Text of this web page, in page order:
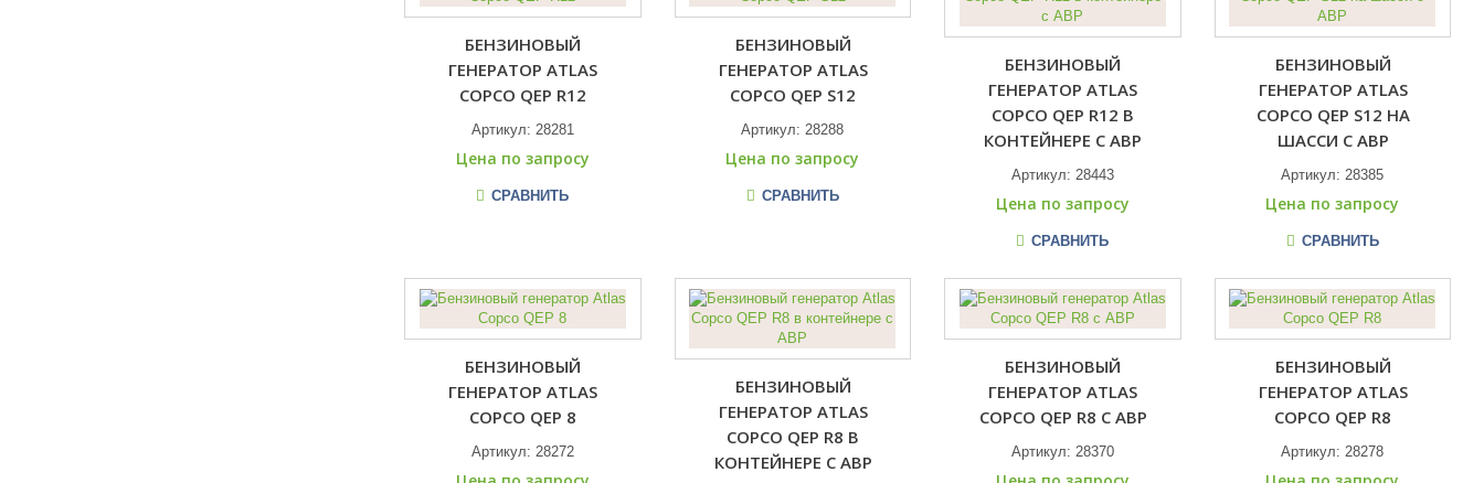
БЕНЗИНОВЫЙ
ГЕНЕРАТОР ATLAS
COPCO QEP R12
Артикул: 28281
Цена по запросу
СРАВНИТЬ
БЕНЗИНОВЫЙ
ГЕНЕРАТОР ATLAS
COPCO QEP S12
Артикул:28288
Цена по запросу
СРАВНИТЬ
БЕНЗИНОВЫЙ
ГЕНЕРАТОР ATLAS
COPCO QEP R12 В
КОНТЕЙНЕРЕ С АВР
Артикул: 28443
Цена по запросу
СРАВНИТЬ
БЕНЗИНОВЫЙ
ГЕНЕРАТОР ATLAS
COPCO QEP S12 НА
ШАССИ С АВР
Артикул:28385
Цена по запросу
СРАВНИТЬ
БЕНЗИНОВЫЙ
ГЕНЕРАТОР ATLAS
COPCO QEP 8
Артикул: 28272
БЕНЗИНОВЫЙ
ГЕНЕРАТОР ATLAS
COPCO QEP R8 В
КОНТЕЙНЕРЕ С АВР
БЕНЗИНОВЫЙ
ГЕНЕРАТОР ATLAS
COPCO QEP R8 С АВР
Артикул: 28370
БЕНЗИНОВЫЙ
ГЕНЕРАТОР ATLAS
COPCO QEP R8
Артикул:28278